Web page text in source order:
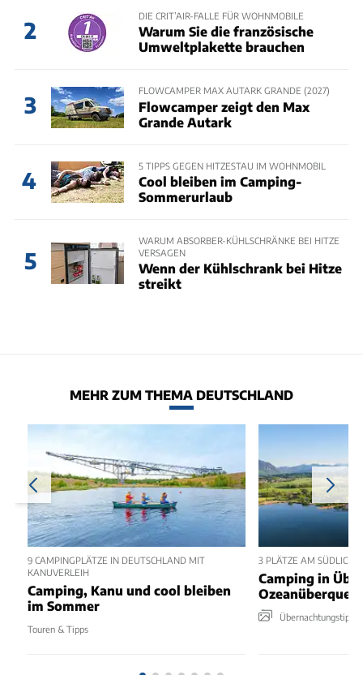
2
DIE CRIT’AIR-FALLE FÜR WOHNMOBILE
Warum Sie die französische
Umweltplakette brauchen
3
FLOWCAMPER MAX AUTARK GRANDE (2027)
Flowcamper zeigt den Max
Grande Autark
4
5 TIPPS GEGEN HITZESTAU IM WOHNMOBIL
Cool bleiben im Camping-
Sommerurlaub
5
WARUM ABSORBER-KÜHLSCHRÄNKE BEI HITZE
VERSAGEN
Wenn der Kühlschrank bei Hitze
streikt
MEHR ZUM THEMA DEUTSCHLAND
9 CAMPINGPLÄTZE IN DEUTSCHLAND MIT
KANUVERLEIH
Camping, Kanu und cool bleiben
im Sommer
Touren & Tipps
3 PLÄTZE AM
Camping in
Übernachtungstipps